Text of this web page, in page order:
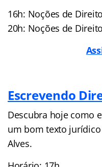
16h: Noções de
20h: Noções de
Escrevendo
Descubra hoje como
um bom texto
Alves.